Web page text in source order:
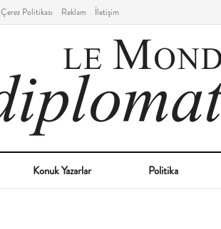
Çerez Politikası Reklam İletişim
Konuk Yazarlar Politika